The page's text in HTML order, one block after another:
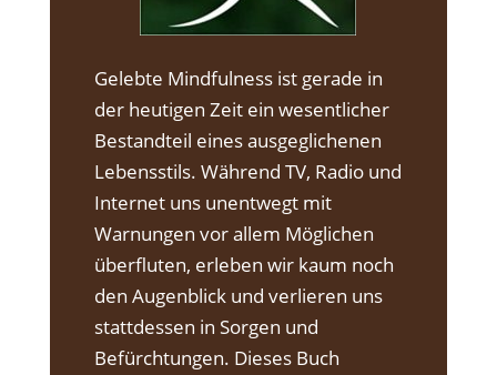
Gelebte Mindfulness ist gerade in
der heutigen Zeit ein wesentlicher
Bestandteil eines ausgeglichenen
Lebensstils. Während TV, Radio und
Internet uns unentwegt mit
Warnungen vor allem Möglichen
überfluten, erleben wir kaum noch
den Augenblick und verlieren uns
stattdessen in Sorgen und
Befürchtungen. Dieses Buch